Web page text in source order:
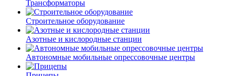
Трансформаторы
Строительное оборудование
Азотные и кислородные станции
Автономные мобильные опрессовочные центры